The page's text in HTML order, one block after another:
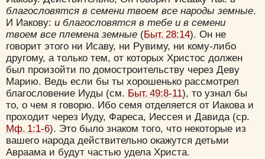
благословятся в семени твоем все народы земные.
И Иакову: и благословятся в тебе и в семени
твоем все племена земные (Быт. 28:14). Он не
говорит этого ни Исаву, ни Рувиму, ни кому-либо
другому, а только тем, от которых Христос должен
был произойти по домостроительству через Деву
Марию. Ведь если бы ты хорошенько рассмотрел
благословение Иуды (см. Быт. 49:8-11), то узнал бы
то, о чем я говорю. Ибо семя отделяется от Иакова и
проходит через Иуду, Фареса, Иессея и Давида (ср.
Мф. 1:1-6). Это было знаком того, что некоторые из
вашего народа действительно окажутся детьми
Авраама и будут частью удела Христа.